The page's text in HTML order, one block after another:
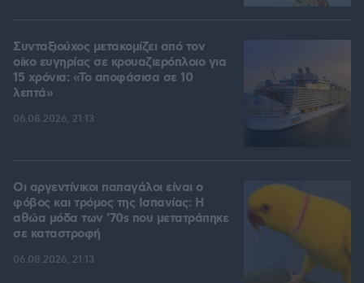
Συνταξιούχος μετακομίζει από τον
οίκο ευγηρίας σε κρουαζιερόπλοιο για
15 χρόνια: «Το αποφάσισα σε 10
λεπτά»
06.08.2026, 21:13
Οι αργεντίνικοι παπαγάλοι είναι ο
φόβος και τρόμος της Ισπανίας: Η
αθώα μόδα των '70s που μετατράπηκε
σε καταστροφή
06.08.2026, 21:13